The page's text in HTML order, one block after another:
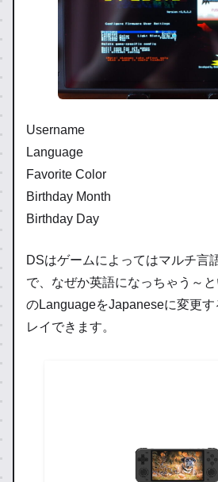
Username
Language
Favorite Color
Birthday Month
Birthday Day
DSはゲームによってはマルチ言
で、なぜか英語になっちゃう～
のLanguageをJapaneseに変更
レイできます。